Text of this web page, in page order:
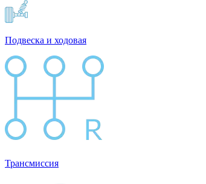
Подвеска и ходовая
Трансмиссия